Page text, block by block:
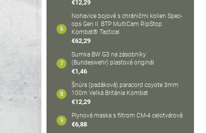
€12,29
Nohavice bojové s chráničmi kolien Spec-
ops Gen II. BTP MultiCam RipStop
Kombat® Tactical
€62,29
Sumka BW G3 na zásobníky
(Bundeswehr) plastová originál
€1,46
Šnúra (padáková) paracord coyote 3mm
100m Veľká Británia Kombat
€12,29
Plynová maska s filtrom CM-4 celotvárová
€6,88